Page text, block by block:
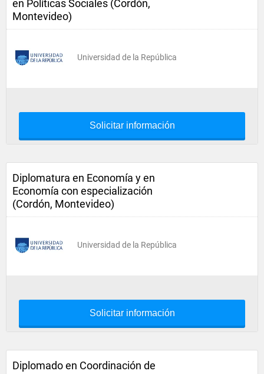
en Políticas Sociales (Cordón,
Montevideo)
Universidad de la República
Solicitar información
Diplomatura en Economía y en
Economía con especialización
(Cordón, Montevideo)
Universidad de la República
Solicitar información
Diplomado en Coordinación de